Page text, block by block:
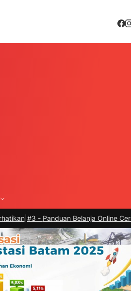
-Panduan Belanja Online Cerdas: Pilih